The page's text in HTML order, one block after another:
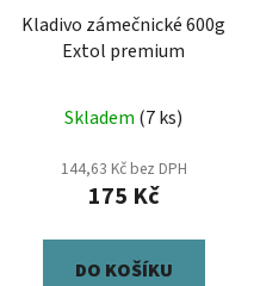
Kladivo zámečnické 600g
Extol premium
Skladem (7 ks)
144,63 Kč bez DPH
175 Kč
DO KOŠÍKU